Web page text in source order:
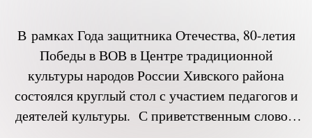
В рамках Года защитника Отечества, 80-летия
Победы в ВОВ в Центре традиционной
культуры народов России Хивского района
состоялся круглый стол с участием педагогов и
деятелей культуры. С приветственным словом